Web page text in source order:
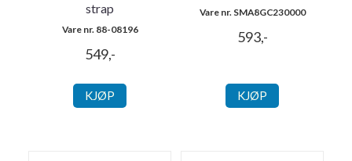
strap
Vare nr. 88-08196
549,-
KJØP
Vare nr. SMA8GC230000
593,-
KJØP